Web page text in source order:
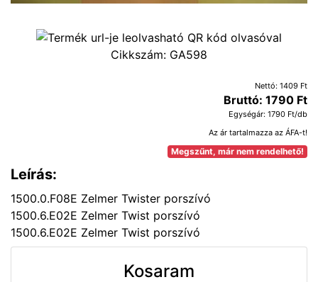
Cikkszám: GA598
Nettó: 1409 Ft
Bruttó: 1790 Ft
Egységár: 1790 Ft/db
Az ár tartalmazza az ÁFA-t!
Megszűnt, már nem rendelhető!
Leírás:
1500.0.F08E Zelmer Twister porszívó
1500.6.E02E Zelmer Twist porszívó
1500.6.E02E Zelmer Twist porszívó
Kosaram